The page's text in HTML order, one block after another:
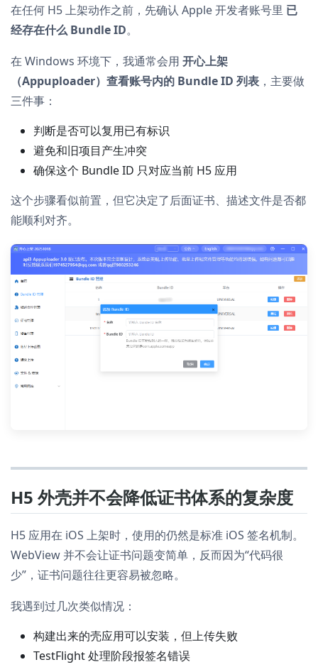
在任何 H5 上架动作之前，先确认 Apple 开发者账号里 已
经存在什么 Bundle ID。
在 Windows 环境下，我通常会用 开心上架
（Appuploader）查看账号内的 Bundle ID 列表 ，主要做
三件事：
判断是否可以复用已有标识
避免和旧项目产生冲突
确保这个 Bundle ID 只对应当前 H5 应用
这个步骤看似前置，但它决定了后面证书、描述文件是否都
能顺利对齐。
H5 外壳并不会降低证书体系的复杂度
H5 应用在 iOS 上架时，使用的仍然是标准 iOS 签名机制。
WebView 并不会让证书问题变简单，反而因为“代码很
少”，证书问题往往更容易被忽略。
我遇到过几次类似情况：
构建出来的壳应用可以安装，但上传失败
TestFlight 处理阶段报签名错误